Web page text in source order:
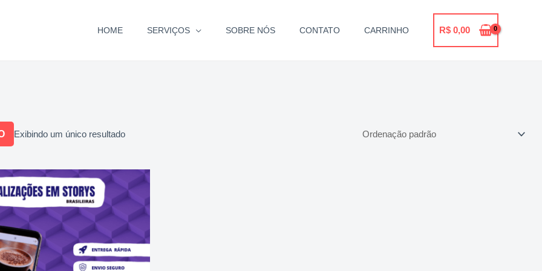
HOME SERVIÇOS SOBRE NÓS CONTATO CARRINHO R$0,00
Exibindo um único resultado